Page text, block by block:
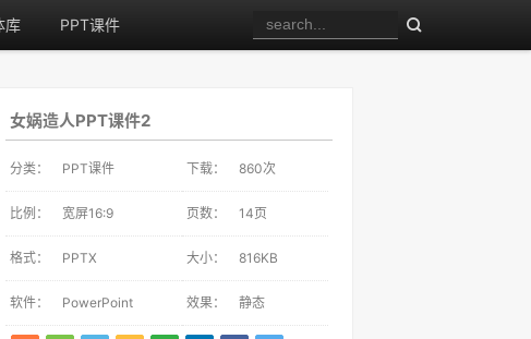
库 PPT课件
女娲造人PPT课件2
分类： PPT课件 下载： 860次
比例： 宽屏16:9 页数： 14页
格式： PPTX 大小： 816KB
软件： PowerPoint 效果： 静态